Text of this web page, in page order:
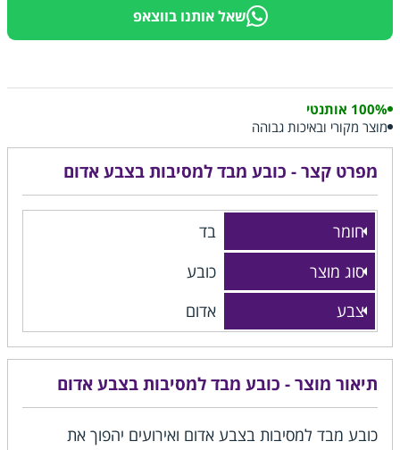
שאל אותנו בווצאפ
100% אותנטי
מוצר מקורי ובאיכות גבוהה
מפרט קצר - כובע מבד למסיבות בצבע אדום
חומר
בד
סוג מוצר
כובע
צבע
אדום
תיאור מוצר - כובע מבד למסיבות בצבע אדום
כובע מבד למסיבות בצבע אדום ואירועים יהפוך את